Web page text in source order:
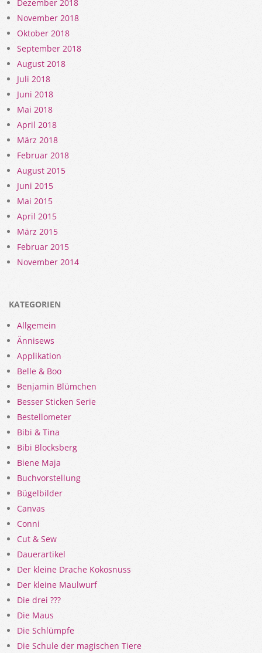
Dezember 2018
November 2018
Oktober 2018
September 2018
August 2018
Juli 2018
Juni 2018
Mai 2018
April 2018
März 2018
Februar 2018
August 2015
Juni 2015
Mai 2015
April 2015
März 2015
Februar 2015
November 2014
KATEGORIEN
Allgemein
Ännisews
Applikation
Belle & Boo
Benjamin Blümchen
Besser Sticken Serie
Bestellometer
Bibi & Tina
Bibi Blocksberg
Biene Maja
Buchvorstellung
Bügelbilder
Canvas
Conni
Cut & Sew
Dauerartikel
Der kleine Drache Kokosnuss
Der kleine Maulwurf
Die drei ???
Die Maus
Die Schlümpfe
Die Schule der magischen Tiere